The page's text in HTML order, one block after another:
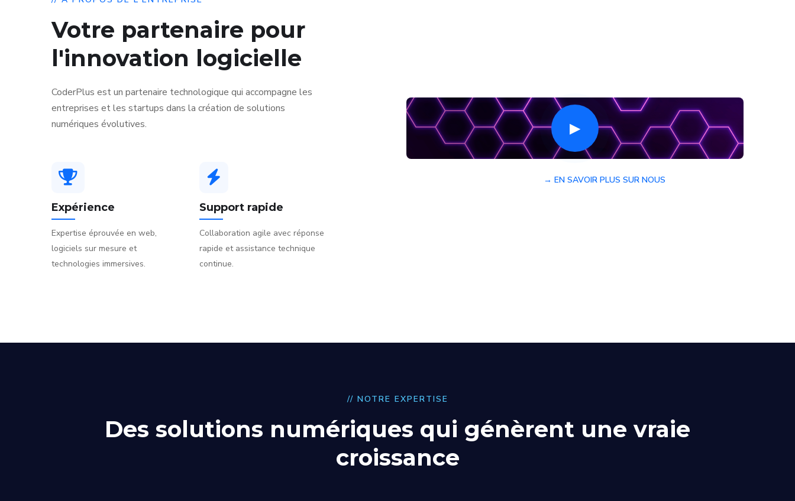
Votre partenaire pour
l'innovation logicielle
CoderPlus est un partenaire technologique qui accompagne les
entreprises et les startups dans la création de solutions
numériques évolutives.
Expérience
Expertise éprouvée en web,
logiciels sur mesure et
technologies immersives.
Support rapide
Collaboration agile avec réponse
rapide et assistance technique
continue.
▶
→ EN SAVOIR PLUS SUR NOUS
// NOTRE EXPERTISE
Des solutions numériques qui génèrent une vraie
croissance